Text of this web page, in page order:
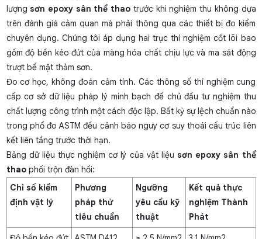
lượng sơn epoxy sân thể thao trước khi nghiệm thu không dựa
trên đánh giá cảm quan mà phải thông qua các thiết bị đo kiểm
chuyên dụng. Chúng tôi áp dụng hai trục thí nghiệm cốt lõi bao
gồm độ bền kéo đứt của màng hóa chất chịu lực và ma sát động
trượt bề mặt thảm sơn.
Đo cơ học, không đoán cảm tính. Các thông số thí nghiệm cung
cấp cơ sở dữ liệu pháp lý minh bạch để chủ đầu tư nghiệm thu
chất lượng công trình một cách độc lập. Bất kỳ sự lệch chuẩn nào
trong phổ đo ASTM đều cảnh báo nguy cơ suy thoái cấu trúc liên
kết liên tầng trước thời hạn.
Bảng dữ liệu thực nghiệm cơ lý của vật liệu sơn epoxy sân thể
thaophối trộn đàn hồi:
Chỉ số kiểm
định vật lý
Phương
pháp thử
tiêu chuẩn
Ngưỡng
yêu cầu kỹ
thuật
Kết quả thực
nghiệm Thành
Phát